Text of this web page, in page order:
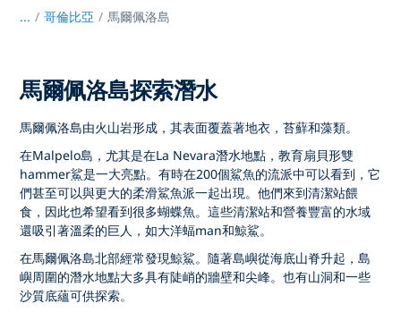
... / 哥倫比亞 馬爾佩洛島
馬爾佩洛島探索潛水
馬爾佩洛島由火山岩形成，其表面覆蓋著地衣，苔蘚和藻類。
在Malpelo島，尤其是在La Nevara潛水地點，教育扇貝形雙
hammer鯊是一大亮點。有時在200個鯊魚的流派中可以看到，它
們甚至可以與更大的柔滑鯊魚派一起出現。他們來到清潔站餵
食，因此也希望看到很多蝴蝶魚。這些清潔站和營養豐富的水域
還吸引著溫柔的巨人，如大洋蝠man和鯨鯊。
在馬爾佩洛島北部經常發現鯨鯊。隨著島嶼從海底山脊升起，島
嶼周圍的潛水地點大多具有陡峭的牆壁和尖峰。也有山洞和一些
沙質底蘊可供探索。